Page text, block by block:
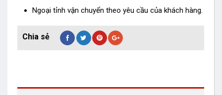
Ngoại tỉnh vận chuyển theo yêu cầu của khách hàng.